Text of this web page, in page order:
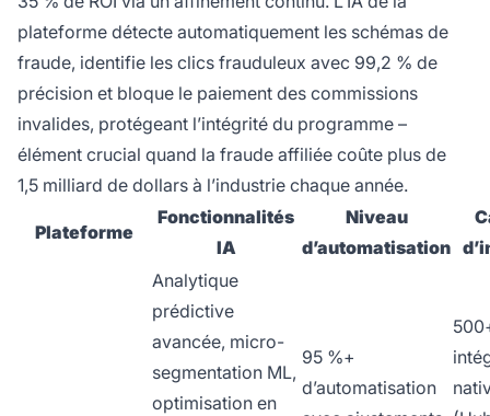
plateforme détecte automatiquement les schémas de
fraude, identifie les clics frauduleux avec 99,2 % de
précision et bloque le paiement des commissions
invalides, protégeant l’intégrité du programme –
élément crucial quand la fraude affiliée coûte plus de
1,5 milliard de dollars à l’industrie chaque année.
Plateforme
Fonctionnalités
IA
Niveau
d’automatisation
Analytique
prédictive
avancée, micro-
segmentation ML,
optimisation en
95 %+
d’automatisation